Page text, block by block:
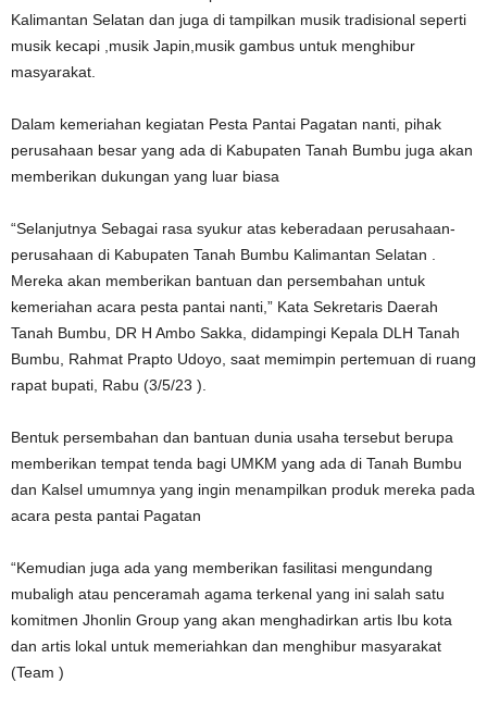
Kalimantan Selatan dan juga di tampilkan musik tradisional seperti
musik kecapi ,musik Japin,musik gambus untuk menghibur
masyarakat.
Dalam kemeriahan kegiatan Pesta Pantai Pagatan nanti, pihak
perusahaan besar yang ada di Kabupaten Tanah Bumbu juga akan
memberikan dukungan yang luar biasa
“Selanjutnya Sebagai rasa syukur atas keberadaan perusahaan-
perusahaan di Kabupaten Tanah Bumbu Kalimantan Selatan .
Mereka akan memberikan bantuan dan persembahan untuk
kemeriahan acara pesta pantai nanti,” Kata Sekretaris Daerah
Tanah Bumbu, DR H Ambo Sakka, didampingi Kepala DLH Tanah
Bumbu, Rahmat Prapto Udoyo, saat memimpin pertemuan di ruang
rapat bupati, Rabu (3/5/23 ).
Bentuk persembahan dan bantuan dunia usaha tersebut berupa
memberikan tempat tenda bagi UMKM yang ada di Tanah Bumbu
dan Kalsel umumnya yang ingin menampilkan produk mereka pada
acara pesta pantai Pagatan
“Kemudian juga ada yang memberikan fasilitasi mengundang
mubaligh atau penceramah agama terkenal yang ini salah satu
komitmen Jhonlin Group yang akan menghadirkan artis Ibu kota
dan artis lokal untuk memeriahkan dan menghibur masyarakat
(Team )